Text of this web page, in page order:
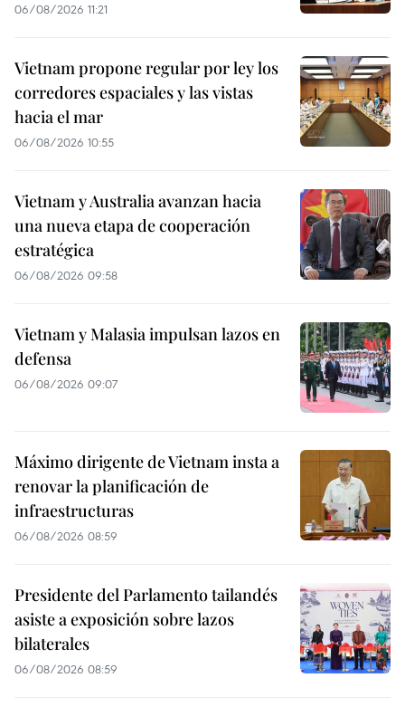
06/08/2026 11:21
Vietnam propone regular por ley los
corredores espaciales y las vistas
hacia el mar
06/08/2026 10:55
Vietnam y Australia avanzan hacia
una nueva etapa de cooperación
estratégica
06/08/2026 09:58
Vietnam y Malasia impulsan lazos en
defensa
06/08/2026 09:07
Máximo dirigente de Vietnam insta a
renovar la planificación de
infraestructuras
06/08/2026 08:59
Presidente del Parlamento tailandés
asiste a exposición sobre lazos
bilaterales
06/08/2026 08:59